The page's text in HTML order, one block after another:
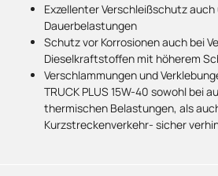
Exzellenter Verschleißschutz
Dauerbelastungen
Schutz vor Korrosionen auch bei
Dieselkraftstoffen mit höherem
Verschlammungen und
TRUCK PLUS 15W-40 sowohl bei
thermischen Belastungen, als
Kurzstreckenverkehr- sicher